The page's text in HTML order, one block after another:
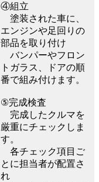
④組立
塗装された車に、
エンジンや足回りの
部品を取り付け
バンパーやフロン
トガラス、ドアの順
番で組み付けます。
⑤完成検査
完成したクルマを
厳重にチェックしま
す。
各チェック項目ご
とに担当者が配置さ
れ